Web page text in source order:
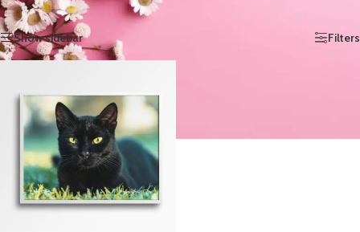
Afișez singurul rezultat
Show sidebar
Filters